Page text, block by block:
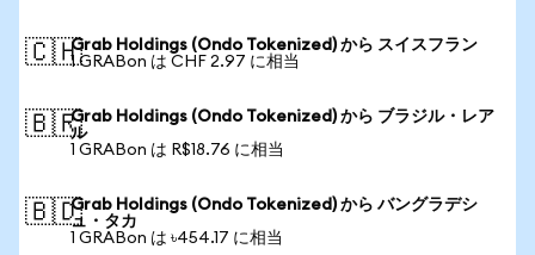
🇨🇭Grab Holdings (Ondo Tokenized) から スイスフラン
1 GRABon は CHF 2.97 に相当
🇧🇷Grab Holdings (Ondo Tokenized) から ブラジル・レア
ル
1 GRABon は R$18.76 に相当
🇧🇩Grab Holdings (Ondo Tokenized) から バングラデシ
ュ・タカ
1 GRABon は ৳454.17 に相当